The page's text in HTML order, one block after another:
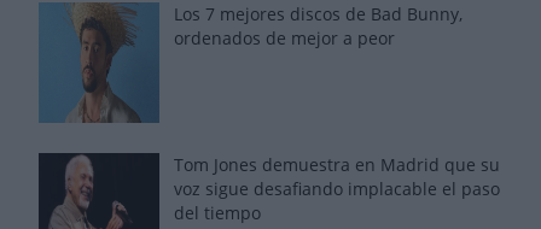
Los 7 mejores discos de Bad Bunny,
ordenados de mejor a peor
Tom Jones demuestra en Madrid que su
voz sigue desafiando implacable el paso
del tiempo